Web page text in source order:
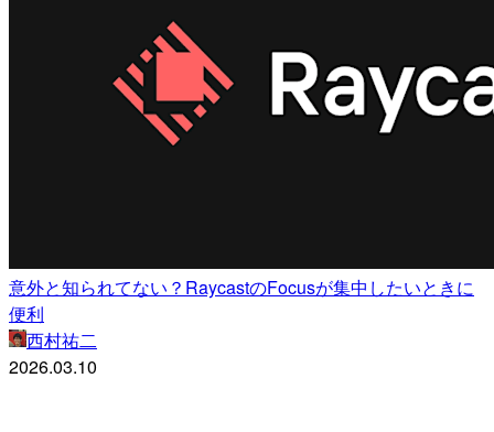
意外と知られてない？RaycastのFocusが集中したいときに
便利
西村祐二
2026.03.10